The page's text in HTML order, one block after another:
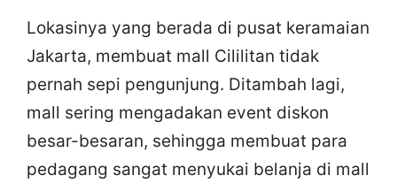
Lokasinya yang berada di pusat keramaian
Jakarta, membuat mall Cililitan tidak
pernah sepi pengunjung. Ditambah lagi,
mall sering mengadakan event diskon
besar-besaran, sehingga membuat para
pedagang sangat menyukai belanja di mall